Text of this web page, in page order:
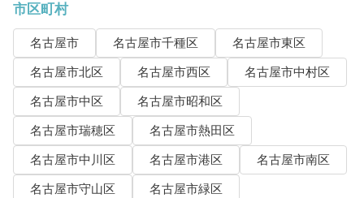
市区町村
名古屋市 名古屋市千種区
名古屋市東区
名古屋市北区
名古屋市西区
名古屋市中村区
名古屋市中区
名古屋市昭和区
名古屋市瑞穂区
名古屋市熱田区
名古屋市中川区
名古屋市港区
名古屋市南区
名古屋市守山区
名古屋市緑区